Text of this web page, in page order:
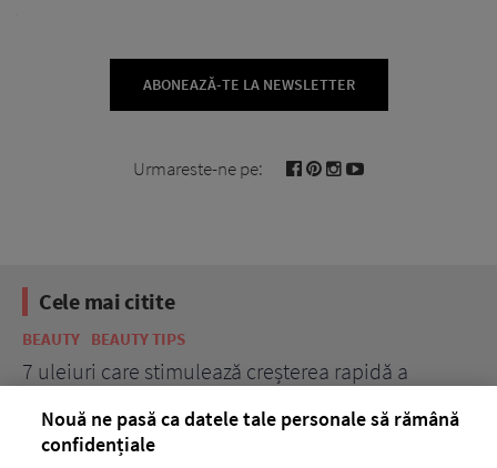
ABONEAZĂ-TE LA NEWSLETTER
Urmareste-ne pe:
Cele mai citite
BEAUTY BEAUTY TIPS
7 uleiuri care stimulează creșterea rapidă a
Nouă ne pasă ca datele tale personale să rămână
confidențiale